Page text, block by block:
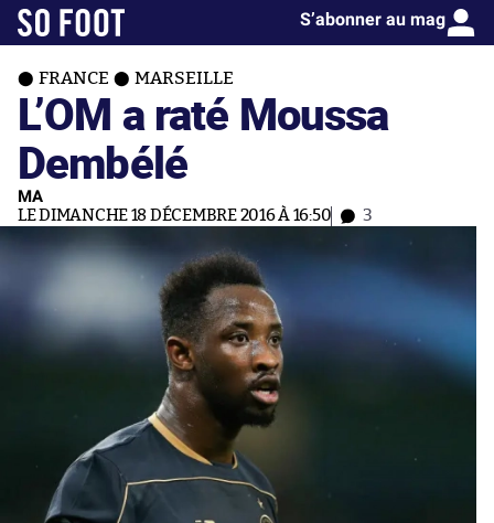
S’abonner au mag
FRANCE MARSEILLE
L’OM a raté Moussa
Dembélé
MA
LE DIMANCHE 18 DÉCEMBRE 2016 À 16:50 3